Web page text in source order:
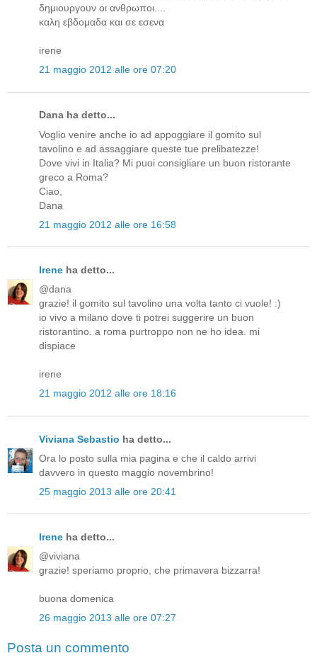
δημιουργουν οι ανθρωποι....
καλη εβδομαδα και σε εσενα
irene
21 maggio 2012 alle ore 07:20
Dana ha detto...
Voglio venire anche io ad appoggiare il gomito sul
tavolino e ad assaggiare queste tue prelibatezze!
Dove vivi in Italia? Mi puoi consigliare un buon ristorante
greco a Roma?
Ciao,
Dana
21 maggio 2012 alle ore 16:58
Irene ha detto...
@dana
grazie! il gomito sul tavolino una volta tanto ci vuole! :)
io vivo a milano dove ti potrei suggerire un buon
ristorantino. a roma purtroppo non ne ho idea. mi
dispiace
irene
21 maggio 2012 alle ore 18:16
Viviana Sebastio ha detto...
Ora lo posto sulla mia pagina e che il caldo arrivi
davvero in questo maggio novembrino!
25 maggio 2013 alle ore 20:41
Irene ha detto...
@viviana
grazie! speriamo proprio, che primavera bizzarra!
buona domenica
26 maggio 2013 alle ore 07:27
Posta un commento